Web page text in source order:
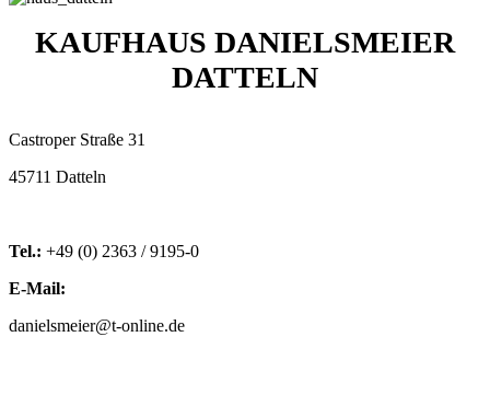
KAUFHAUS DANIELSMEIER
DATTELN
Castroper Straße 31
45711 Datteln
Tel.: +49 (0) 2363 / 9195-0
E-Mail:
danielsmeier@t-online.de